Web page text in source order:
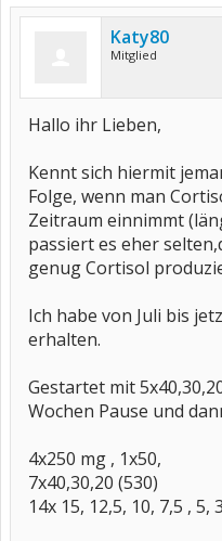
Katy80
Mitglied
Hallo ihr Lieben,
Kennt sich hiermit
Folge, wenn man
Zeitraum einnimmt
passiert es eher
genug Cortisol
Ich habe von Juli bis
erhalten.
Gestartet mit
Wochen Pause und
4x250 mg , 1x50,
7x40,30,20 (530)
14x 15, 12,5, 10, 7,5 , 5,